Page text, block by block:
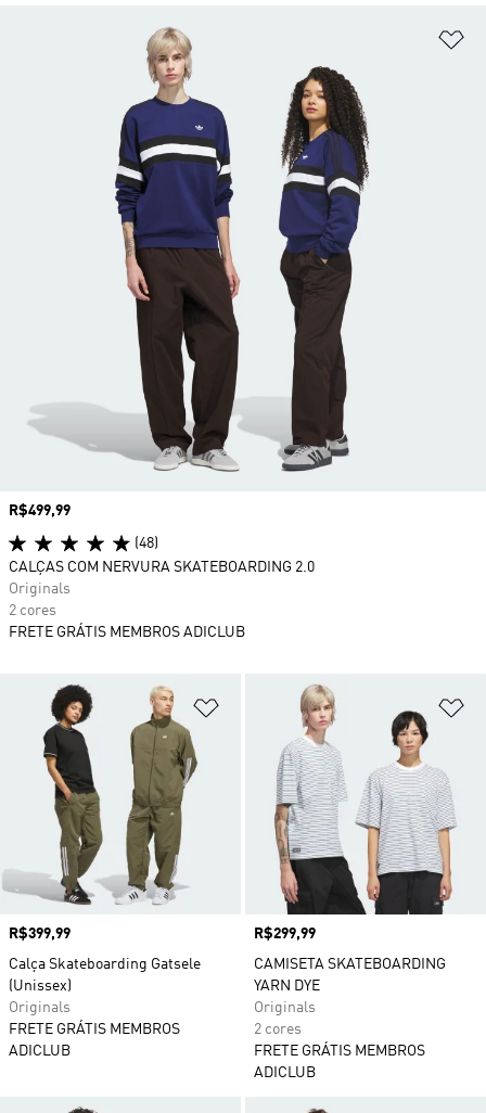
Adicionar à Lista de Desejos
Preço
R$399,99
Calça Skateboarding Gatsele
(Unissex)
Originals
FRETE GRÁTIS MEMBROS
ADICLUB
Preço
R$299,99
CAMISETA SKATEBOARDING
YARN DYE
Originals
2 cores
FRETE GRÁTIS MEMBROS
ADICLUB
Preço
R$499,99
(48)
CALÇAS COM NERVURA SKATEBOARDING 2.0
Originals
2 cores
FRETE GRÁTIS MEMBROS ADICLUB